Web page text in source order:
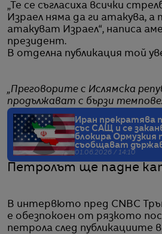
„Те се съгласиха всички
Израел няма да ги атакува, а
атакуват Израел“, написа
президент.
В отделна публикация той
„Преговорите с Ислямска
продължават с бързи
Иран прекратява
със САЩ и се
блокира Ормузкия
съобщават
01.06.2026 / 14:10
Петролът ще падне
В интервюто пред CNBC
е обезпокоен от рязкото
петрола след публикациите